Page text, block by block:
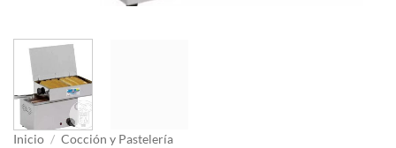
Inicio / Cocción y Pastelería